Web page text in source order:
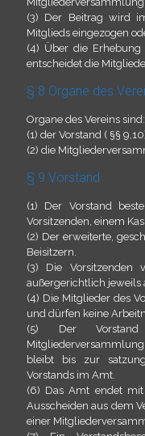
(3) Der Beitrag wird
Mitglieds eingezogen
(4) Über die
entscheidet die
§ 8 Organe des
Organe des Vereins sind:
(1) der Vorstand ( §§
(2) die
§ 9 Vorstand
(1) Der Vorstand
Vorsitzenden, einem
(2) Der erweiterte,
Beisitzern.
(3) Die Vorsitzenden
außergerichtlich jeweils
(4) Die Mitglieder des
und dürfen keine
(5) Der
bleibt bis zur
Vorstands im Amt.
(6) Das Amt endet
Ausscheiden aus dem
einer